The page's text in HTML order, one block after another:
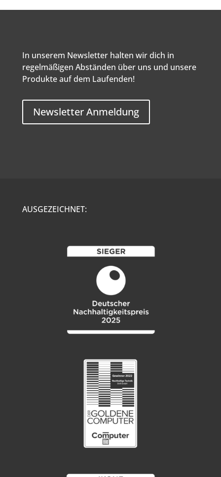
In unserem Newsletter halten wir dich in
regelmäßigen Abständen über uns und unsere
Produkte auf dem Laufenden!
Newsletter Anmeldung
AUSGEZEICHNET: